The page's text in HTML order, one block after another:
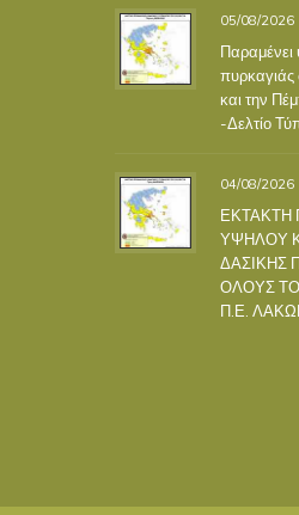
05/08/2026
Παραμένει
πυρκαγιάς
και την
-Δελτίο
04/08/2026
ΕΚΤΑΚΤΗ
ΥΨΗΛΟΥ
ΔΑΣΙΚΗΣ
ΟΛΟΥΣ
Π.Ε.